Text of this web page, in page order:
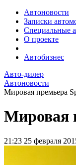
Автоновости
Записки
Специальные
О проекте
Автобизнес
Авто-дилер
Автоновости
Мировая премьера
Мировая
21:23 25 февраля